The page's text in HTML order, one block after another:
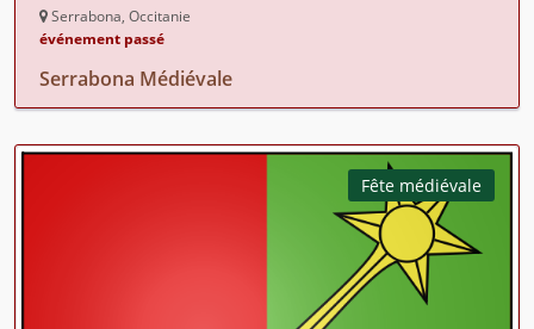
Serrabona, Occitanie
événement passé
Serrabona Médiévale
Fête médiévale